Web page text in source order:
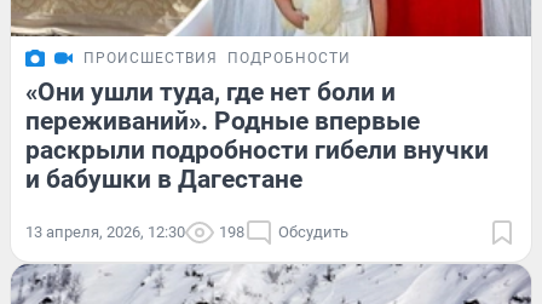
ПРОИСШЕСТВИЯ ПОДРОБНОСТИ
«Они ушли туда, где нет боли и
переживаний». Родные впервые
раскрыли подробности гибели внучки
и бабушки в Дагестане
13 апреля, 2026, 12:30 198 Обсудить